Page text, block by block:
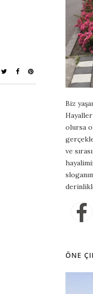
Biz
olursa
ve
ÖNE